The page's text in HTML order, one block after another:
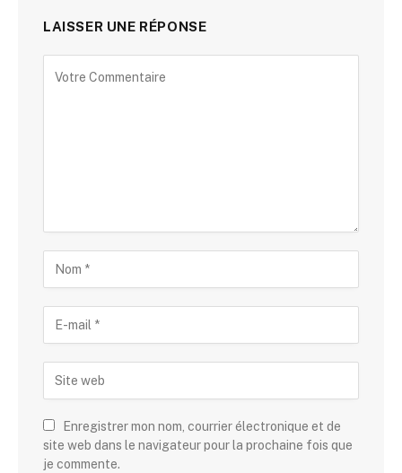
LAISSER UNE RÉPONSE
Enregistrer mon nom, courrier électronique et de
site web dans le navigateur pour la prochaine fois que
je commente.